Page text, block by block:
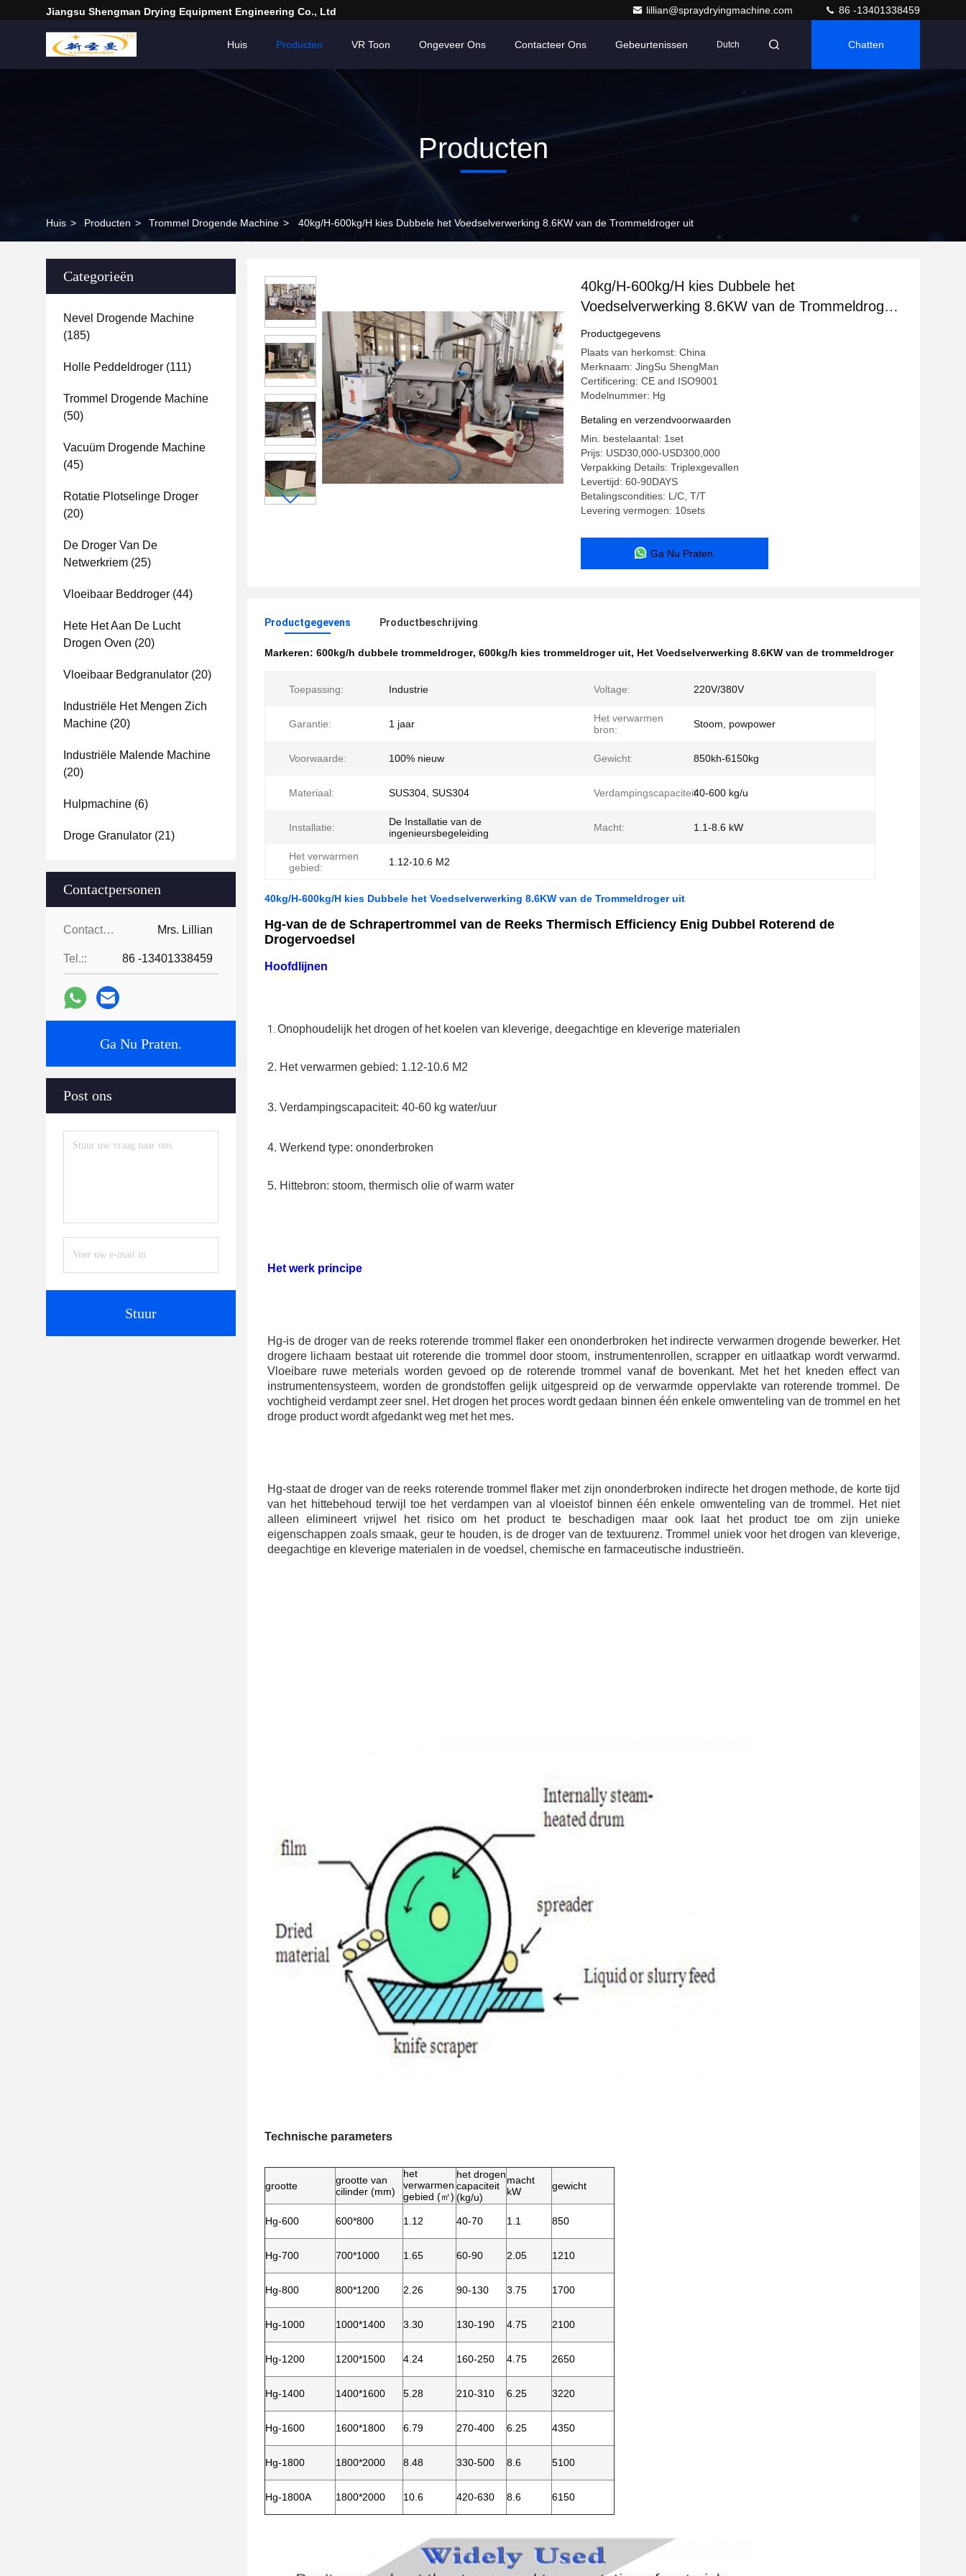
Jiangsu Shengman Drying Equipment Engineering Co., Ltd lillian@spraydryingmachine.com 86 -13401338459
Huis Producten VR Toon Ongeveer Ons Contacteer Ons Gebeurtenissen Dutch Chatten
Producten
Huis > Producten > Trommel Drogende Machine > 40kg/H-600kg/H kies Dubbele het Voedselverwerking 8.6KW van de Trommeldroger uit
Categorieën
Nevel Drogende Machine
(185)
Holle Peddeldroger (111)
Trommel Drogende Machine
(50)
Vacuüm Drogende Machine
(45)
Rotatie Plotselinge Droger
(20)
De Droger Van De
Netwerkriem (25)
Vloeibaar Beddroger (44)
Hete Het Aan De Lucht
Drogen Oven (20)
Vloeibaar Bedgranulator (20)
Industriële Het Mengen Zich
Machine (20)
Industriële Malende Machine
(20)
Hulpmachine (6)
Droge Granulator (21)
Contactpersonen
Contactpersonen: Mrs. Lillian
Tel.:: 86 -13401338459
Ga Nu Praten.
Post ons
Stuur
40kg/H-600kg/H kies Dubbele het
Voedselverwerking 8.6KW van de Trommeldroger
uit
Productgegevens
Plaats van herkomst: China
Merknaam: JingSu ShengMan
Certificering: CE and ISO9001
Modelnummer: Hg
Betaling en verzendvoorwaarden
Min. bestelaantal: 1set
Prijs: USD30,000-USD300,000
Verpakking Details: Triplexgevallen
Levertijd: 60-90DAYS
Betalingscondities: L/C, T/T
Levering vermogen: 10sets
Ga Nu Praten.
Productgegevens Productbeschrijving
Markeren: 600kg/h dubbele trommeldroger, 600kg/h kies trommeldroger uit, Het Voedselverwerking 8.6KW van de trommeldroger
Toepassing: Industrie Voltage: 220V/380V
Garantie: 1 jaar
Het verwarmen
bron:
Stoom, powpower
Voorwaarde: 100% nieuw Gewicht: 850kh-6150kg
Materiaal: SUS304, SUS304 Verdampingscapaciteit:40-600 kg/u
Installatie:
De Installatie van de
ingenieursbegeleiding
Macht: 1.1-8.6 kW
Het verwarmen
gebied:
1.12-10.6 M2
40kg/H-600kg/H kies Dubbele het Voedselverwerking 8.6KW van de Trommeldroger uit
Hg-van de de Schrapertrommel van de Reeks Thermisch Efficiency Enig Dubbel Roterend de
Drogervoedsel
Hoofdlijnen
1. Onophoudelijk het drogen of het koelen van kleverige, deegachtige en kleverige materialen
2. Het verwarmen gebied: 1.12-10.6 M2
3. Verdampingscapaciteit: 40-60 kg water/uur
4. Werkend type: ononderbroken
5. Hittebron: stoom, thermisch olie of warm water
Het werk principe
Hg-is de droger van de reeks roterende trommel flaker een ononderbroken het indirecte verwarmen drogende bewerker. Het
drogere lichaam bestaat uit roterende die trommel door stoom, instrumentenrollen, scrapper en uitlaatkap wordt verwarmd.
Vloeibare ruwe meterials worden gevoed op de roterende trommel vanaf de bovenkant. Met het het kneden effect van
instrumentensysteem, worden de grondstoffen gelijk uitgespreid op de verwarmde oppervlakte van roterende trommel. De
vochtigheid verdampt zeer snel. Het drogen het proces wordt gedaan binnen één enkele omwenteling van de trommel en het
droge product wordt afgedankt weg met het mes.
Hg-staat de droger van de reeks roterende trommel flaker met zijn ononderbroken indirecte het drogen methode, de korte tijd
van het hittebehoud terwijl toe het verdampen van al vloeistof binnen één enkele omwenteling van de trommel. Het niet
alleen elimineert vrijwel het risico om het product te beschadigen maar ook laat het product toe om zijn unieke
eigenschappen zoals smaak, geur te houden, is de droger van de textuurenz. Trommel uniek voor het drogen van kleverige,
deegachtige en kleverige materialen in de voedsel, chemische en farmaceutische industrieën.
Technische parameters
grootte
grootte van
cilinder (mm)
het
verwarmen
gebied (㎡)
het drogen
capaciteit
(kg/u)
macht
kW
gewicht
Hg-600 600*800 1.12 40-70 1.1 850
Hg-700 700*1000 1.65 60-90 2.05 1210
Hg-800 800*1200 2.26 90-130 3.75 1700
Hg-1000 1000*1400 3.30 130-190 4.75 2100
Hg-1200 1200*1500 4.24 160-250 4.75 2650
Hg-1400 1400*1600 5.28 210-310 6.25 3220
Hg-1600 1600*1800 6.79 270-400 6.25 4350
Hg-1800 1800*2000 8.48 330-500 8.6 5100
Hg-1800A 1800*2000 10.6 420-630 8.6 6150